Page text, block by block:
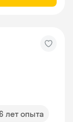
лет опыта